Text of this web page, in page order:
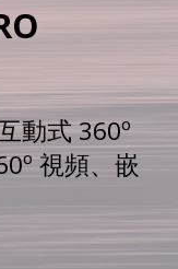
動式 360º
視頻、嵌